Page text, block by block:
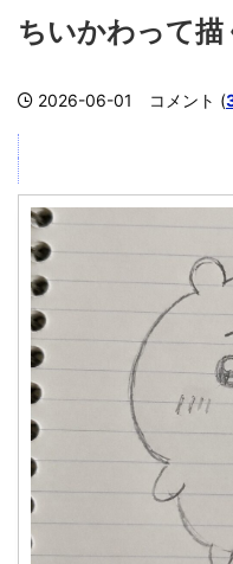
ちいかわって
2026-06-01 コメント (